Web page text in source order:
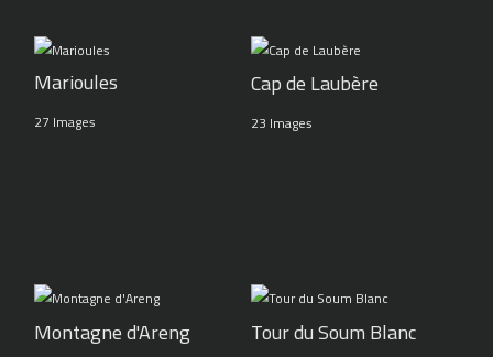
Marioules
27 Images
Cap de Laubère
23 Images
Montagne d'Areng Tour du Soum Blanc